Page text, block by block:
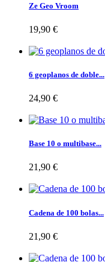
Ze Geo Vroom
19,90 €
6 geoplanos de doble...
24,90 €
Base 10 o multibase...
21,90 €
Cadena de 100 bolas...
21,90 €